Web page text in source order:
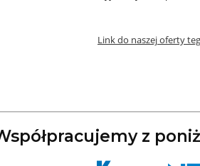
Link do naszej oferty
z